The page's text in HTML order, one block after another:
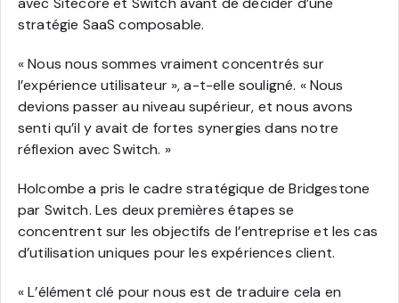
stratégie SaaS composable.
« Nous nous sommes vraiment concentrés sur
l’expérience utilisateur », a-t-elle souligné. « Nous
devions passer au niveau supérieur, et nous avons
senti qu’il y avait de fortes synergies dans notre
réflexion avec Switch. »
Holcombe a pris le cadre stratégique de Bridgestone
par Switch. Les deux premières étapes se
concentrent sur les objectifs de l’entreprise et les cas
d’utilisation uniques pour les expériences client.
« L’élément clé pour nous est de traduire cela en